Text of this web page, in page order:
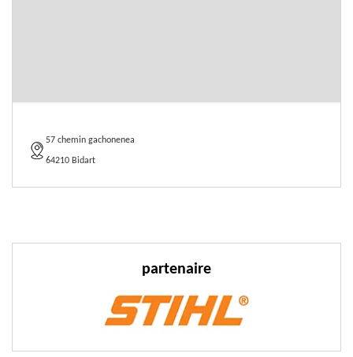
57 chemin gachonenea
64210 Bidart
partenaire